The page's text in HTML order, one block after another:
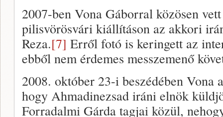
2007-ben Vona Gáborral közösen
pilisvörösvári kiállításon az akkori
Reza.[7] Erről fotó is keringett az
ebből nem érdemes messzemenő
2008. október 23-i beszédében Vona
hogy Ahmadinezsad iráni elnök
Forradalmi Gárda tagjai közül,